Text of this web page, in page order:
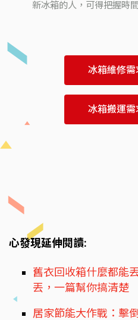
新冰箱的人，可得把握時
冰箱維修需
冰箱搬運需
心發現延伸閱讀:
舊衣回收箱什麼都能
丟，一篇幫你搞清楚
居家節能大作戰：擊